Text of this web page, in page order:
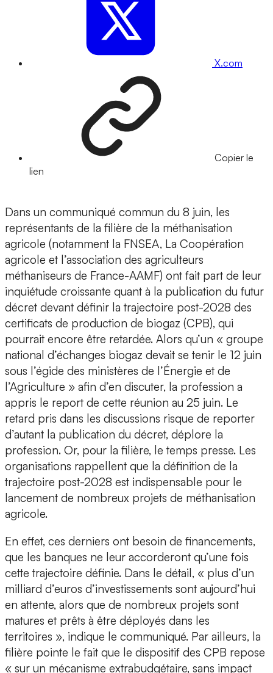
X.com
Copier le
lien
Dans un communiqué commun du 8 juin, les
représentants de la filière de la méthanisation
agricole (notamment la FNSEA, La Coopération
agricole et l’association des agriculteurs
méthaniseurs de France-AAMF) ont fait part de leur
inquiétude croissante quant à la publication du futur
décret devant définir la trajectoire post-2028 des
certificats de production de biogaz (CPB), qui
pourrait encore être retardée. Alors qu’un « groupe
national d’échanges biogaz devait se tenir le 12 juin
sous l’égide des ministères de l’Énergie et de
l’Agriculture » afin d’en discuter, la profession a
appris le report de cette réunion au 25 juin. Le
retard pris dans les discussions risque de reporter
d’autant la publication du décret, déplore la
profession. Or, pour la filière, le temps presse. Les
organisations rappellent que la définition de la
trajectoire post-2028 est indispensable pour le
lancement de nombreux projets de méthanisation
agricole.
En effet, ces derniers ont besoin de financements,
que les banques ne leur accorderont qu’une fois
cette trajectoire définie. Dans le détail, « plus d’un
milliard d’euros d’investissements sont aujourd’hui
en attente, alors que de nombreux projets sont
matures et prêts à être déployés dans les
territoires », indique le communiqué. Par ailleurs, la
filière pointe le fait que le dispositif des CPB repose
« sur un mécanisme extrabudgétaire, sans impact